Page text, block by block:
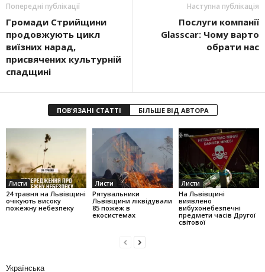
Попередні публікації
Громади Стрийщини
продовжують цикл
виїзних нарад,
присвячених культурній
спадщині
Наступна публікація
Послуги компанії
Glasscar: Чому варто
обрати нас
ПОВ'ЯЗАНІ СТАТТІ БІЛЬШЕ ВІД АВТОРА
Листи
24 травня на Львівщині
очікують високу
пожежну небезпеку
Листи
Рятувальники
Львівщини ліквідували
85 пожеж в
екосистемах
Листи
На Львівщині
виявлено
вибухонебезпечні
предмети часів Другої
світової
Українська